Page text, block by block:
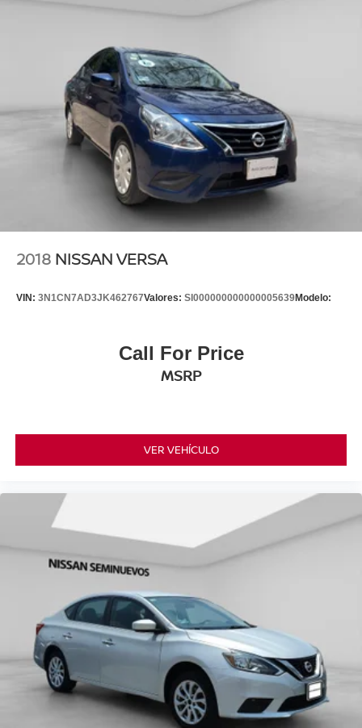
2018 NISSAN VERSA
VIN: 3N1CN7AD3JK462767Valores: SI000000000000005639Modelo:
Call For Price
MSRP
VER VEHÍCULO